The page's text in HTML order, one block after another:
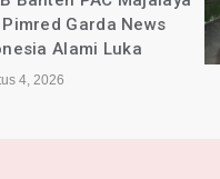
Antusias dan
4, 2026